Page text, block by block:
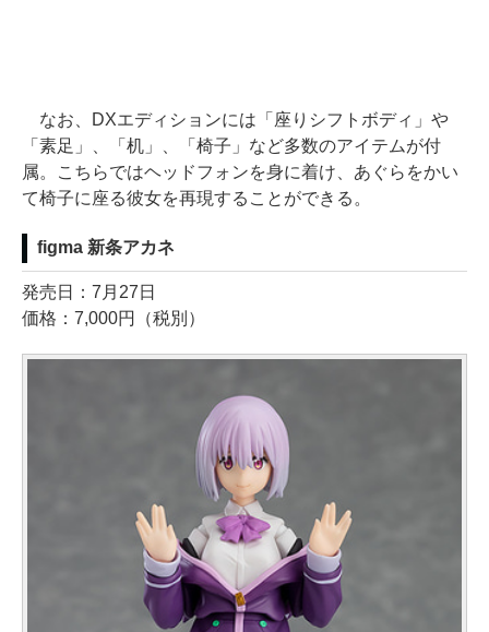
なお、DXエディションには「座りシフトボディ」や
「素足」、「机」、「椅子」など多数のアイテムが付
属。こちらではヘッドフォンを身に着け、あぐらをかい
て椅子に座る彼女を再現することができる。
figma 新条アカネ
発売日：7月27日
価格：7,000円（税別）